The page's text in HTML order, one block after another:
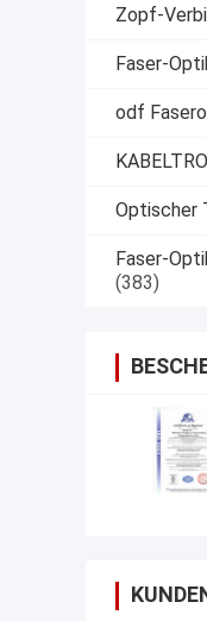
Zopf-
Faser-
odf
Optischer
Faser-
(383)